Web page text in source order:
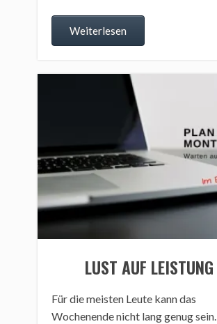
Weiterlesen
LUST AUF LEISTUNG
Für die meisten Leute kann das
Wochenende nicht lang genug sein.